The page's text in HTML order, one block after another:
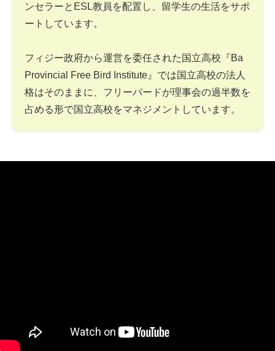
ンセラーとESL教員を配置し、留学生の生活をサポ
ートしています。
フィジー政府から運営を委任された国立高校『Ba
Provincial Free Bird Institute』では国立高校の法人
格はそのままに、フリーバードが理事会の過半数を
占める形で国立高校をマネジメントしています。